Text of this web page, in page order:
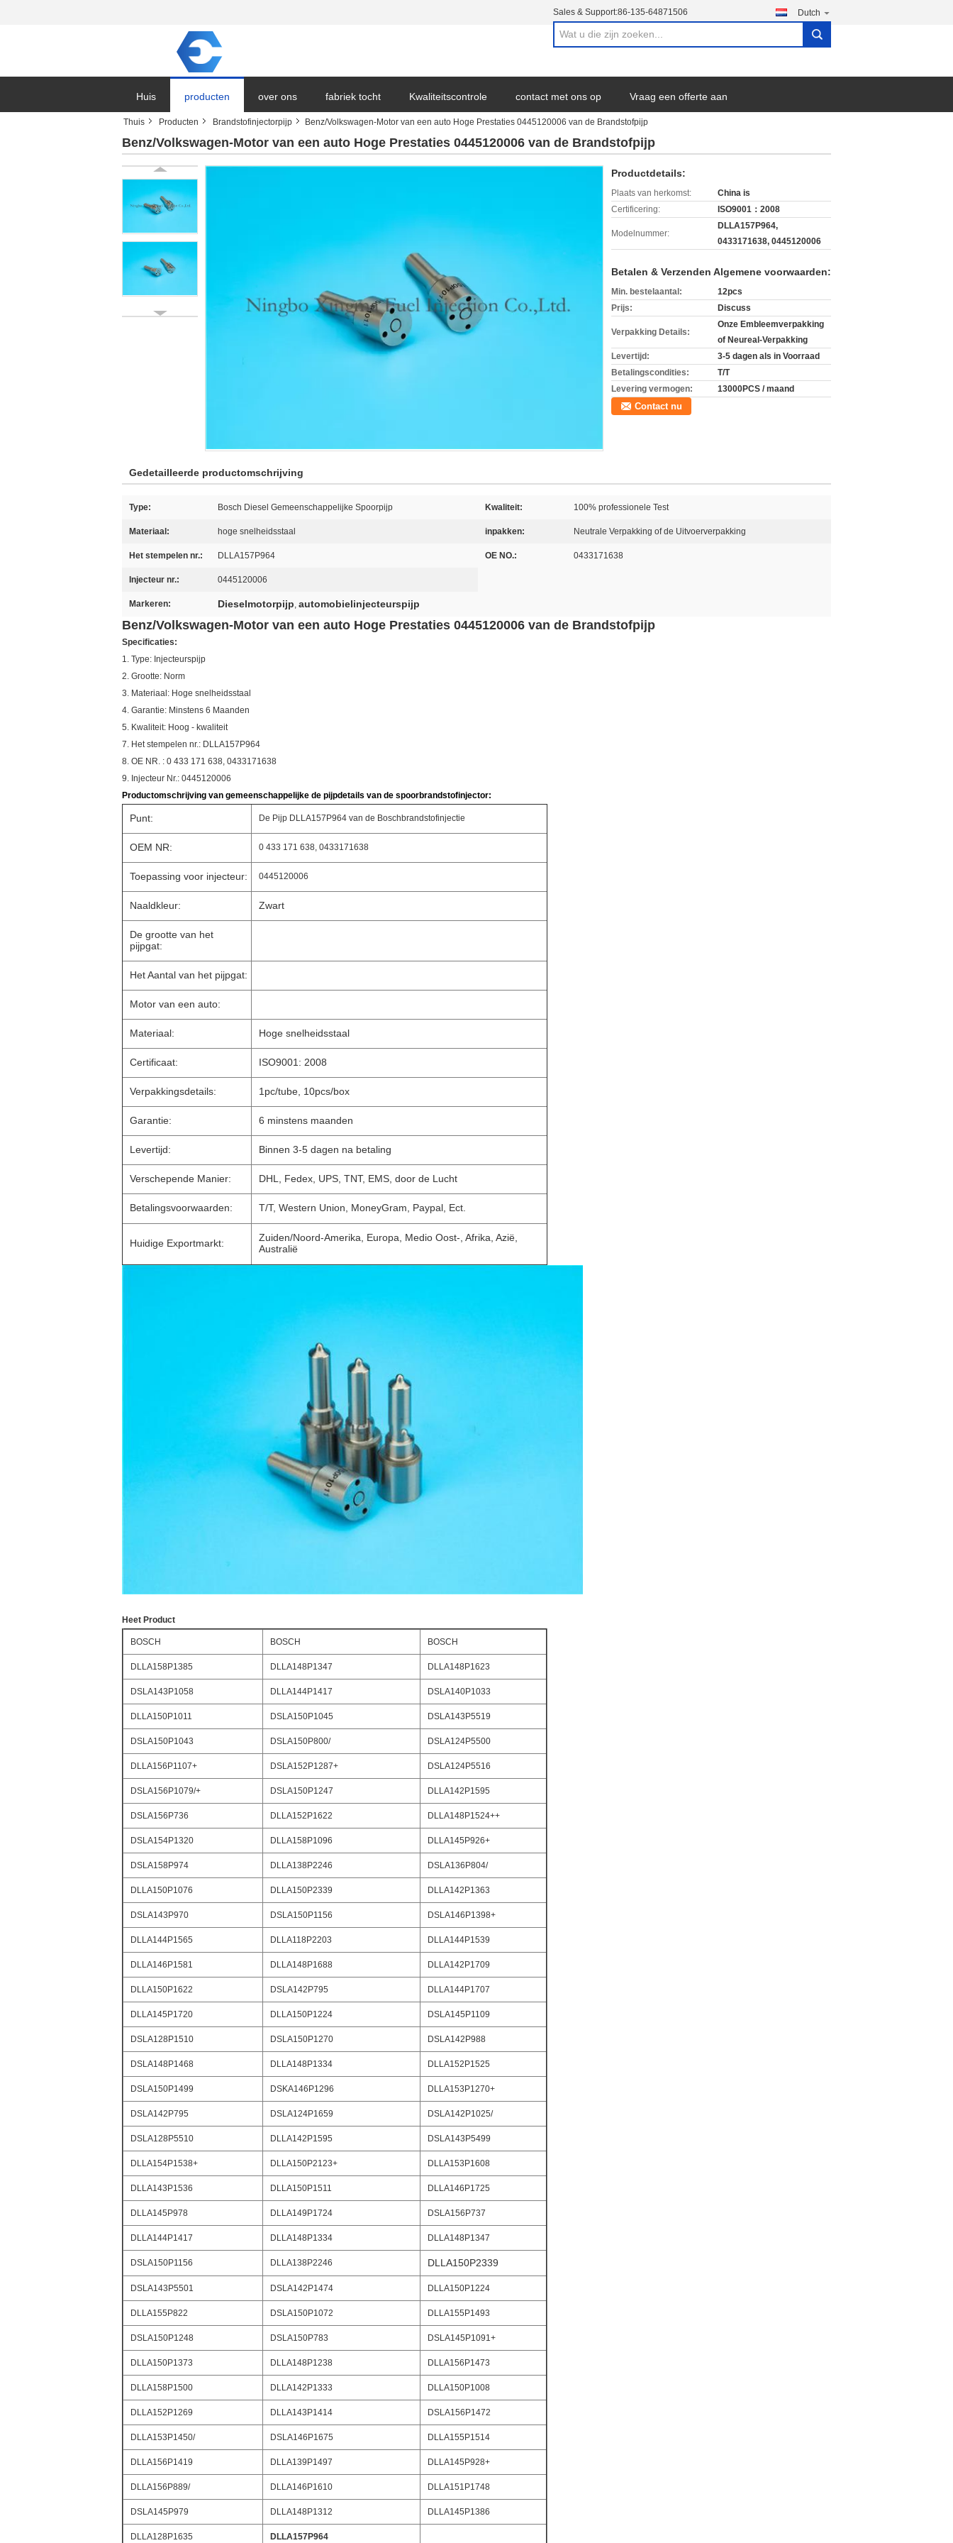
Sales & Support:86-135-64871506 Dutch
search
Huis producten over ons fabriek tocht Kwaliteitscontrole contact met ons op Vraag een offerte aan
Thuis Producten Brandstofinjectorpijp Benz/Volkswagen-Motor van een auto Hoge Prestaties 0445120006 van de Brandstofpijp
Benz/Volkswagen-Motor van een auto Hoge Prestaties 0445120006 van de Brandstofpijp
Productdetails:
Plaats van herkomst:
China is
Certificering:
ISO9001：2008
Modelnummer:
DLLA157P964,
0433171638, 0445120006
Betalen & Verzenden Algemene voorwaarden:
Min. bestelaantal:
12pcs
Prijs:
Discuss
Verpakking Details:
Onze Embleemverpakking
of Neureal-Verpakking
Levertijd:
3-5 dagen als in Voorraad
Betalingscondities:
T/T
Levering vermogen:
13000PCS / maand
Contact nu
Gedetailleerde productomschrijving
Type: Bosch Diesel Gemeenschappelijke Spoorpijp Kwaliteit: 100% professionele Test
Materiaal: hoge snelheidsstaal inpakken: Neutrale Verpakking of de Uitvoerverpakking
Het stempelen nr.: DLLA157P964 OE NO.: 0433171638
Injecteur nr.: 0445120006
Markeren: Dieselmotorpijp, automobielinjecteurspijp
Benz/Volkswagen-Motor van een auto Hoge Prestaties 0445120006 van de Brandstofpijp
Specificaties:
1. Type: Injecteurspijp
2. Grootte: Norm
3. Materiaal: Hoge snelheidsstaal
4. Garantie: Minstens 6 Maanden
5. Kwaliteit: Hoog - kwaliteit
7. Het stempelen nr.: DLLA157P964
8. OE NR. : 0 433 171 638, 0433171638
9. Injecteur Nr.: 0445120006
Productomschrijving van gemeenschappelijke de pijpdetails van de spoorbrandstofinjector:
Punt: De Pijp DLLA157P964 van de Boschbrandstofinjectie
OEM NR: 0 433 171 638, 0433171638
Toepassing voor injecteur: 0445120006
Naaldkleur: Zwart
De grootte van het
pijpgat:
Het Aantal van het pijpgat:
Motor van een auto:
Materiaal: Hoge snelheidsstaal
Certificaat: ISO9001: 2008
Verpakkingsdetails: 1pc/tube, 10pcs/box
Garantie: 6 minstens maanden
Levertijd: Binnen 3-5 dagen na betaling
Verschepende Manier: DHL, Fedex, UPS, TNT, EMS, door de Lucht
Betalingsvoorwaarden: T/T, Western Union, MoneyGram, Paypal, Ect.
Huidige Exportmarkt:
Zuiden/Noord-Amerika, Europa, Medio Oost-, Afrika, Azië,
Australië
Heet Product
BOSCH BOSCH BOSCH
DLLA158P1385 DLLA148P1347 DLLA148P1623
DSLA143P1058 DLLA144P1417 DSLA140P1033
DLLA150P1011 DSLA150P1045 DSLA143P5519
DSLA150P1043 DSLA150P800/ DSLA124P5500
DLLA156P1107+ DSLA152P1287+ DSLA124P5516
DSLA156P1079/+ DSLA150P1247 DLLA142P1595
DSLA156P736 DLLA152P1622 DLLA148P1524++
DSLA154P1320 DLLA158P1096 DLLA145P926+
DSLA158P974 DLLA138P2246 DSLA136P804/
DLLA150P1076 DLLA150P2339 DLLA142P1363
DSLA143P970 DSLA150P1156 DSLA146P1398+
DLLA144P1565 DLLA118P2203 DLLA144P1539
DLLA146P1581 DLLA148P1688 DLLA142P1709
DLLA150P1622 DSLA142P795 DLLA144P1707
DLLA145P1720 DLLA150P1224 DSLA145P1109
DSLA128P1510 DSLA150P1270 DSLA142P988
DSLA148P1468 DLLA148P1334 DLLA152P1525
DSLA150P1499 DSKA146P1296 DLLA153P1270+
DSLA142P795 DSLA124P1659 DSLA142P1025/
DSLA128P5510 DLLA142P1595 DSLA143P5499
DLLA154P1538+ DLLA150P2123+ DLLA153P1608
DLLA143P1536 DLLA150P1511 DLLA146P1725
DLLA145P978 DLLA149P1724 DSLA156P737
DLLA144P1417 DLLA148P1334 DLLA148P1347
DSLA150P1156 DLLA138P2246 DLLA150P2339
DSLA143P5501 DSLA142P1474 DLLA150P1224
DLLA155P822 DSLA150P1072 DLLA155P1493
DSLA150P1248 DSLA150P783 DSLA145P1091+
DLLA150P1373 DLLA148P1238 DLLA156P1473
DLLA158P1500 DLLA142P1333 DLLA150P1008
DLLA152P1269 DLLA143P1414 DSLA156P1472
DLLA153P1450/ DSLA146P1675 DLLA155P1514
DLLA156P1419 DLLA139P1497 DLLA145P928+
DLLA156P889/ DLLA146P1610 DLLA151P1748
DSLA145P979 DLLA148P1312 DLLA145P1386
DLLA128P1635 DLLA157P964